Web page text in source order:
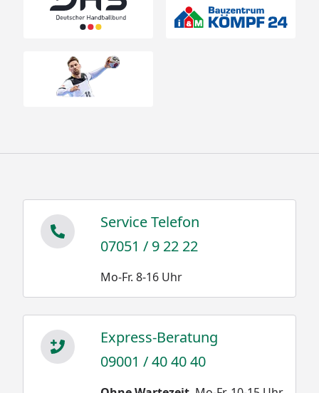
Service Telefon
07051 / 9 22 22
Mo-Fr. 8-16 Uhr
Express-Beratung
09001 / 40 40 40